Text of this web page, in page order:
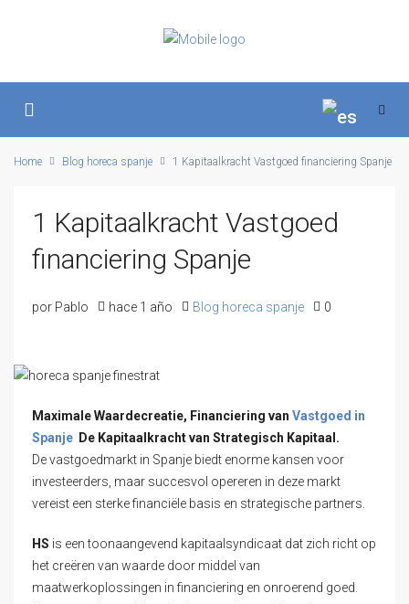
Home Blog horeca spanje 1 Kapitaalkracht Vastgoed financiering Spanje
1 Kapitaalkracht Vastgoed
financiering Spanje
por Pablo hace 1 año Blog horeca spanje 0
Maximale Waardecreatie, Financiering van Vastgoed in
Spanje De Kapitaalkrachtvan Strategisch Kapitaal.
De vastgoedmarkt in Spanje biedt enorme kansen voor
investeerders, maar succesvol opereren in deze markt
vereist een sterke financiële basis en strategische partners.
HS is een toonaangevend kapitaalsyndicaat dat zich richt op
het creëren van waarde door middel van
maatwerkoplossingen in financiering en onroerend goed.